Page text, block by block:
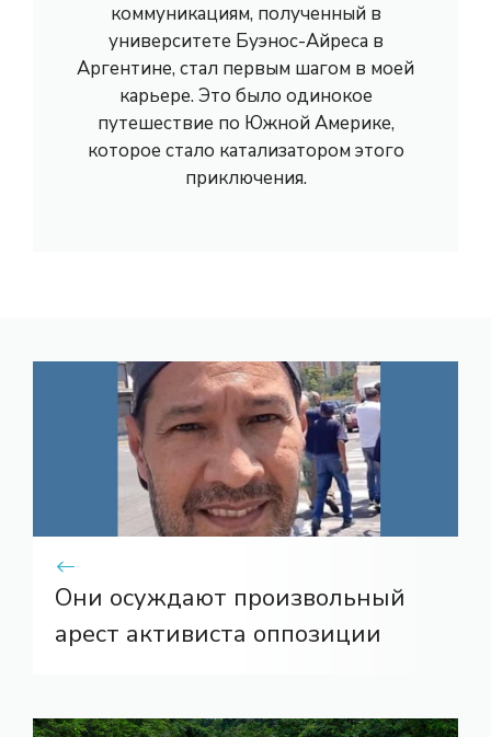
коммуникациям, полученный в
университете Буэнос-Айреса в
Аргентине, стал первым шагом в моей
карьере. Это было одинокое
путешествие по Южной Америке,
которое стало катализатором этого
приключения.
Они осуждают произвольный
арест активиста оппозиции